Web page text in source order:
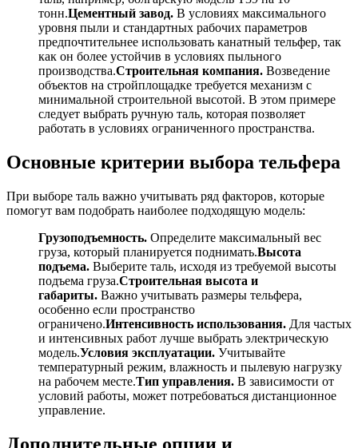
тонн.Цементный завод. В условиях максимального
уровня пыли и стандартных рабочих параметров
предпочтительнее использовать канатный тельфер, так
как он более устойчив в условиях пыльного
производства.Строительная компания. Возведение
объектов на стройплощадке требуется механизм с
минимальной строительной высотой. В этом примере
следует выбрать ручную таль, которая позволяет
работать в условиях ограниченного пространства.
Основные критерии выбора тельфера
При выборе таль важно учитывать ряд факторов, которые
помогут вам подобрать наиболее подходящую модель:
Грузоподъемность. Определите максимальный вес
груза, который планируется поднимать.Высота
подъема. Выберите таль, исходя из требуемой высоты
подъема груза.Строительная высота и
габариты. Важно учитывать размеры тельфера,
особенно если пространство
ограничено.Интенсивность использования. Для частых
и интенсивных работ лучше выбрать электрическую
модель.Условия эксплуатации. Учитывайте
температурный режим, влажность и пылевую нагрузку
на рабочем месте.Тип управления. В зависимости от
условий работы, может потребоваться дистанционное
управление.